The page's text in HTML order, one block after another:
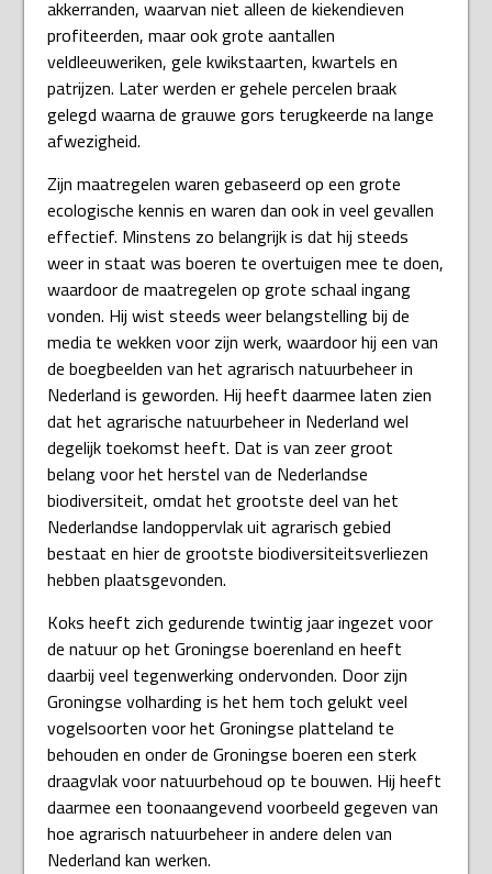
akkerranden, waarvan niet alleen de kiekendieven
profiteerden, maar ook grote aantallen
veldleeuweriken, gele kwikstaarten, kwartels en
patrijzen. Later werden er gehele percelen braak
gelegd waarna de grauwe gors terugkeerde na lange
afwezigheid.
Zijn maatregelen waren gebaseerd op een grote
ecologische kennis en waren dan ook in veel gevallen
effectief. Minstens zo belangrijk is dat hij steeds
weer in staat was boeren te overtuigen mee te doen,
waardoor de maatregelen op grote schaal ingang
vonden. Hij wist steeds weer belangstelling bij de
media te wekken voor zijn werk, waardoor hij een van
de boegbeelden van het agrarisch natuurbeheer in
Nederland is geworden. Hij heeft daarmee laten zien
dat het agrarische natuurbeheer in Nederland wel
degelijk toekomst heeft. Dat is van zeer groot
belang voor het herstel van de Nederlandse
biodiversiteit, omdat het grootste deel van het
Nederlandse landoppervlak uit agrarisch gebied
bestaat en hier de grootste biodiversiteitsverliezen
hebben plaatsgevonden.
Koks heeft zich gedurende twintig jaar ingezet voor
de natuur op het Groningse boerenland en heeft
daarbij veel tegenwerking ondervonden. Door zijn
Groningse volharding is het hem toch gelukt veel
vogelsoorten voor het Groningse platteland te
behouden en onder de Groningse boeren een sterk
draagvlak voor natuurbehoud op te bouwen. Hij heeft
daarmee een toonaangevend voorbeeld gegeven van
hoe agrarisch natuurbeheer in andere delen van
Nederland kan werken.